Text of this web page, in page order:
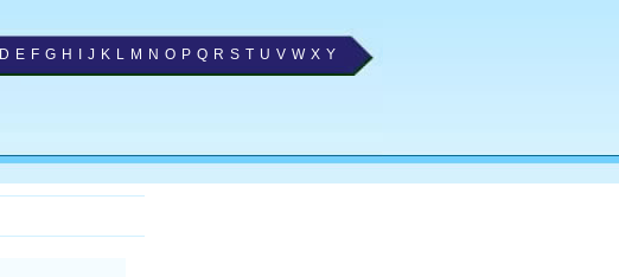
D E F G H J K L M N O P Q R S T U V W X Y